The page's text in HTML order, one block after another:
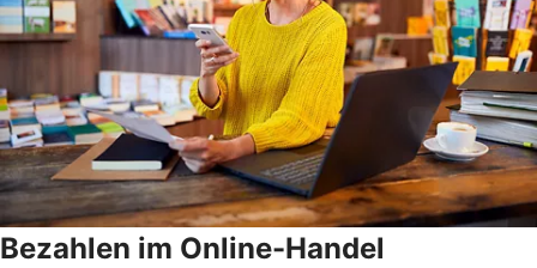
Bezahlen im Online-Handel